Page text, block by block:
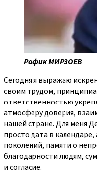
Рафик МИРЗОЕВ
Сегодня я выражаю
своим трудом,
ответственностью
атмосферу доверия,
нашей стране. Для меня
просто дата в
поколений, памяти о
благодарности людям,
и согласие.